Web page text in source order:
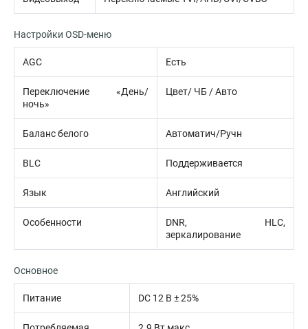
Настройки OSD-меню
AGC Есть
Переключение «День/
ночь»
Цвет/ ЧБ / Авто
Баланс белого Автоматич/Ручн
BLC Поддерживается
Язык Английский
Особенности
DNR, HLC,
зеркалирование
Основное
Питание DC 12 В ± 25%